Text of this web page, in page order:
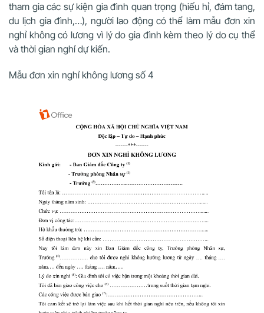
tham gia các sự kiện gia đình quan trọng (hiếu hỉ, đám tang,
du lịch gia đình,…), người lao động có thể làm mẫu đơn xin
nghỉ không có lương vì lý do gia đình kèm theo lý do cụ thể
và thời gian nghỉ dự kiến.
Mẫu đơn xin nghỉ không lương số 4